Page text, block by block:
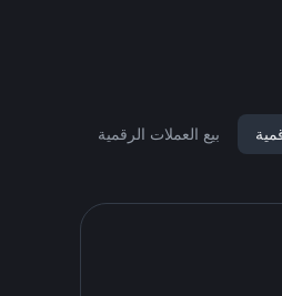
بيع العملات الرقمية